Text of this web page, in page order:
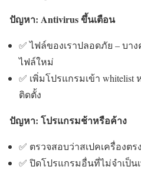
ปัญหา: Antivirus ขึ้นเตือน
✅ ไฟล์ของเราปลอดภัย – บาง
ไฟล์ใหม่
✅ เพิ่มโปรแกรมเข้า
ติดตั้ง
ปัญหา: โปรแกรมช้าหรือค้าง
✅ ตรวจสอบว่าสเปคเครื่องต
✅ ปิดโปรแกรมอื่นที่ไม่จำเป็น